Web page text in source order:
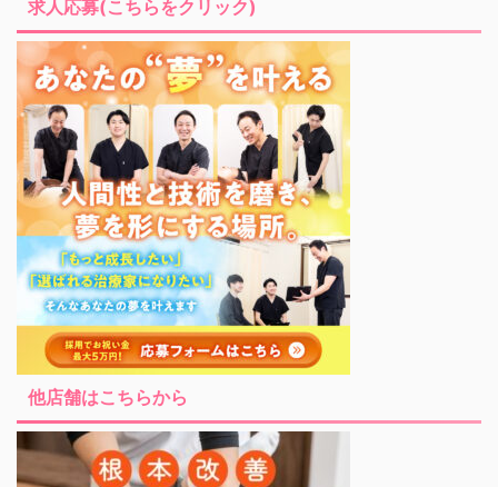
求人応募(こちらをクリック)
他店舗はこちらから